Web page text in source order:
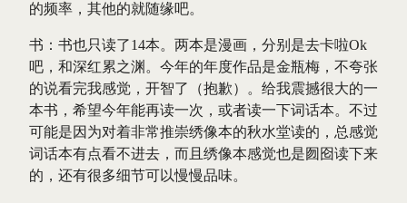
的频率，其他的就随缘吧。
书：书也只读了14本。两本是漫画，分别是去卡啦Ok
吧，和深红累之渊。今年的年度作品是金瓶梅，不夸张
的说看完我感觉，开智了（抱歉）。给我震撼很大的一
本书，希望今年能再读一次，或者读一下词话本。不过
可能是因为对着非常推崇绣像本的秋水堂读的，总感觉
词话本有点看不进去，而且绣像本感觉也是囫囵读下来
的，还有很多细节可以慢慢品味。